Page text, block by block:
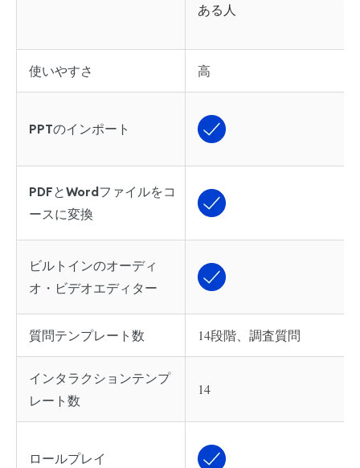
ある人
使いやすさ 高
PPTのインポート
PDFとWordファイルをコ
ースに変換
ビルトインのオーディ
オ・ビデオエディター
質問テンプレート数 14段階、調査質問
インタラクションテンプ
レート数
14
ロールプレイ